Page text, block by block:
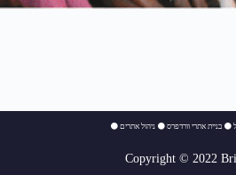
⚫ ⚫בניית אתרי וורדפרס ⚫ניהול אתרים
Copyright © 2022